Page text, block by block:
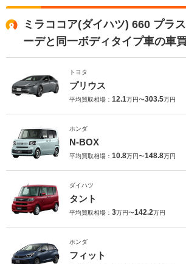
ミラココア(ダイハツ) 660 プラ
ーデと同一ボディタイプ車の車
トヨタ
プリウス
平均買取相場： 12.1万円〜303.5万円
ホンダ
N-BOX
平均買取相場： 10.8万円〜148.8万円
ダイハツ
タント
平均買取相場： 3万円〜142.2万円
ホンダ
フィット